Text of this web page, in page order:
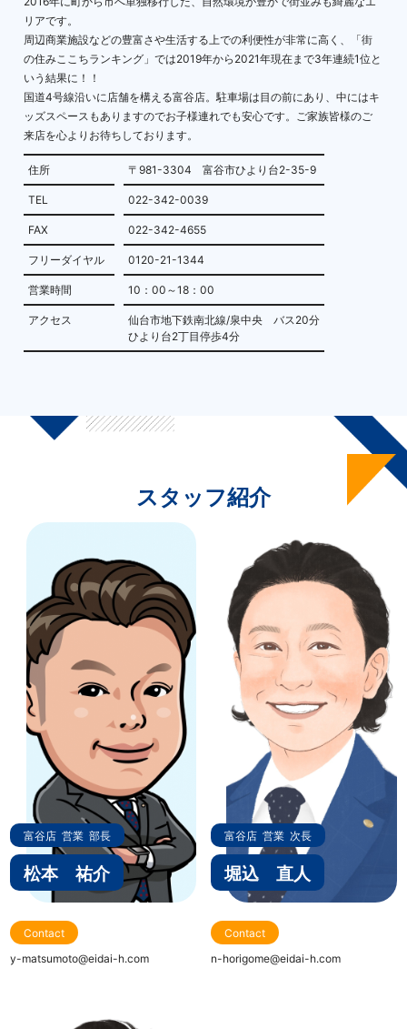
リアです。
周辺商業施設などの豊富さや生活する上での利便性が非常に高く、「街
の住みここちランキング」では2019年から2021年現在まで3年連続1位と
いう結果に！！
国道4号線沿いに店舗を構える富谷店。駐車場は目の前にあり、中にはキ
ッズスペースもありますのでお子様連れでも安心です。ご家族皆様のご
来店を心よりお待ちしております。
住所 〒981-3304 富谷市ひより台2-35-9
TEL 022-342-0039
FAX 022-342-4655
フリーダイヤル 0120-21-1344
営業時間 10：00～18：00
アクセス
仙台市地下鉄南北線/泉中央 バス20分
ひより台2丁目停歩4分
スタッフ紹介
富谷店営業 部長
松本 祐介
Contact
y-matsumoto@eidai-h.com
富谷店 営業次長
堀込 直人
Contact
n-horigome@eidai-h.com